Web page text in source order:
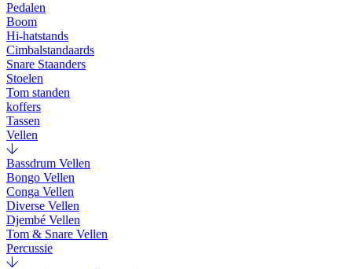
Pedalen
Boom
Hi-hatstands
Cimbalstandaards
Snare Staanders
Stoelen
Tom standen
koffers
Tassen
Vellen
Bassdrum Vellen
Bongo Vellen
Conga Vellen
Diverse Vellen
Djembé Vellen
Tom & Snare Vellen
Percussie